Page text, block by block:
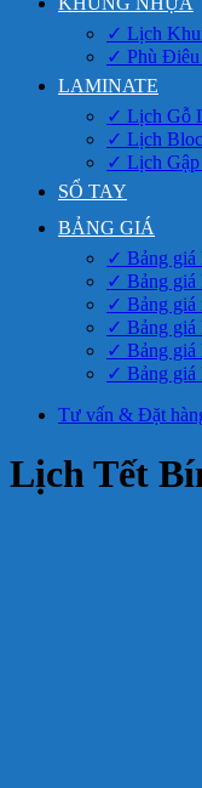
✓ Lịch
✓ Phù
LAMINATE
✓ Lịch Gỗ
✓ Lịch
✓ Lịch Gập
SỔ TAY
BẢNG GIÁ
✓ Bảng giá
✓ Bảng giá
✓ Bảng giá
✓ Bảng
✓ Bảng giá
✓ Bảng
Tư vấn & Đặt
Lịch Tết